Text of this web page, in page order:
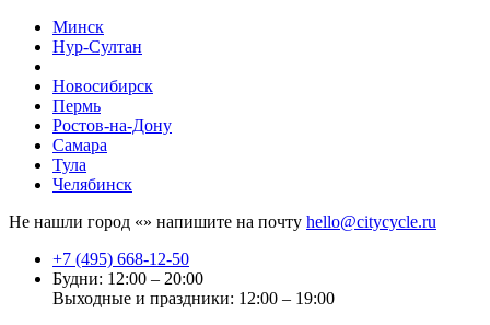
Минск
Нур-Султан
Новосибирск
Пермь
Ростов-на-Дону
Самара
Тула
Челябинск
Не нашли город «» напишите на почту hello@citycycle.ru
+7 (495) 668-12-50
Будни: 12:00 – 20:00
Выходные и праздники: 12:00 – 19:00